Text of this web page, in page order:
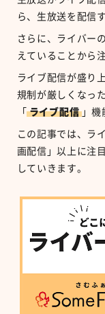
ら、生放送を配信
さらに、ライバー
えていることから
ライブ配信が盛り
規制が厳しくなっ
「 ライブ配信 」機
この記事では、ラ
画配信」以上に注
していきます。